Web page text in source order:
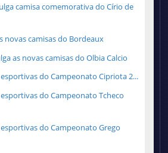
camisa comemorativa do Círio de
novas camisas do Bordeaux
as novas camisas do Olbia Calcio
do Campeonato Cipriota 2...
do Campeonato Tcheco
do Campeonato Grego